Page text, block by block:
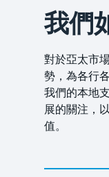
我們
對於亞太市
勢，為各行
我們的本地
展的關注，
值。